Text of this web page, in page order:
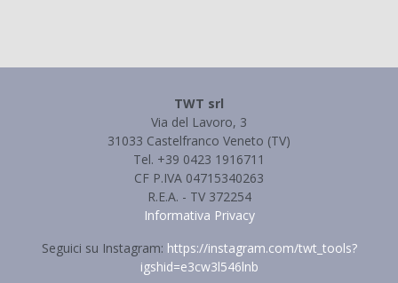
TWT srl
Via del Lavoro, 3
31033 Castelfranco Veneto (TV)
Tel. +39 0423 1916711
CF P.IVA 04715340263
R.E.A. - TV 372254
Informativa Privacy
Seguici su Instagram: https://instagram.com/twt_tools?
igshid=e3cw3l546lnb